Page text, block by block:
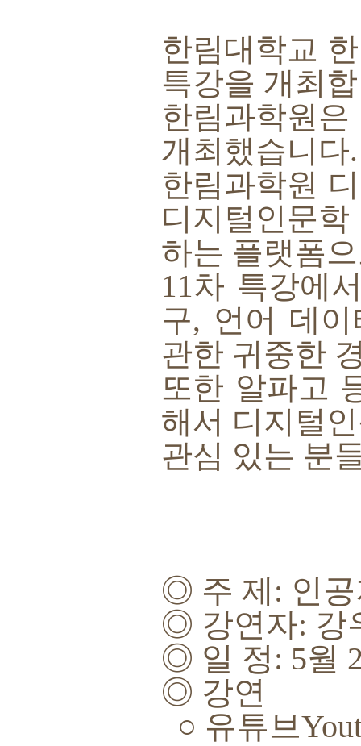
한림대학교
특강을 개최
한림과학원은
개최했습니다
한림과학원
디지털인문
하는 플랫폼
11차 특강에
구, 언어 데
관한 귀중한
또한 알파고
해서 디지털
관심 있는 분
◎ 주 제: 인
◎ 강연자: 강
◎ 일 정 : 5월
◎ 강연
○ 유튜브